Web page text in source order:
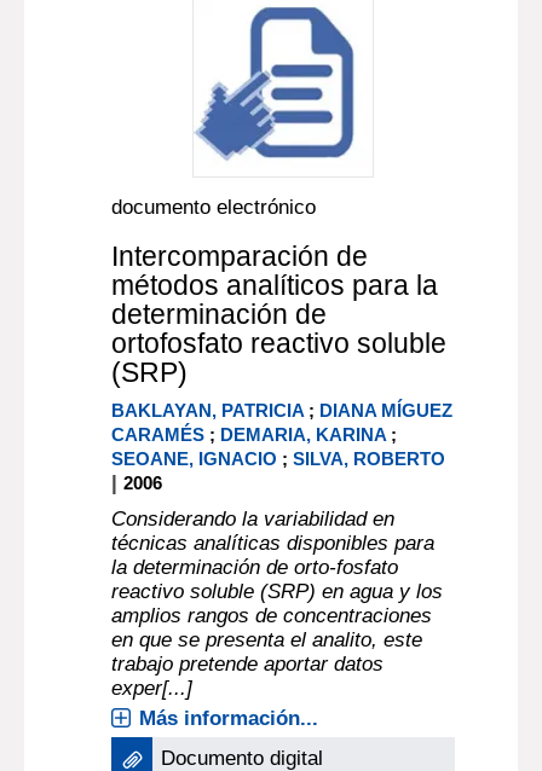
documento electrónico
Intercomparación de
métodos analíticos para la
determinación de
ortofosfato reactivo soluble
(SRP)
BAKLAYAN, PATRICIA ; DIANA MÍGUEZ
CARAMÉS ; DEMARIA, KARINA ;
SEOANE, IGNACIO ;SILVA, ROBERTO
|2006
Considerando la variabilidad en
técnicas analíticas disponibles para
la determinación de orto-fosfato
reactivo soluble (SRP) en agua y los
amplios rangos de concentraciones
en que se presenta el analito, este
trabajo pretende aportar datos
exper[...]
Más información...
Documento digital